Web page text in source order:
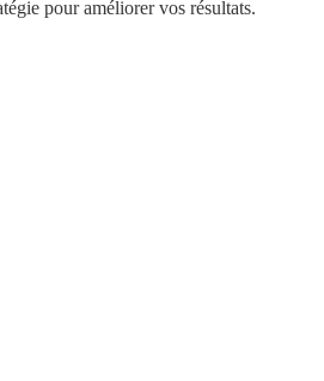
pour améliorer vos résultats.